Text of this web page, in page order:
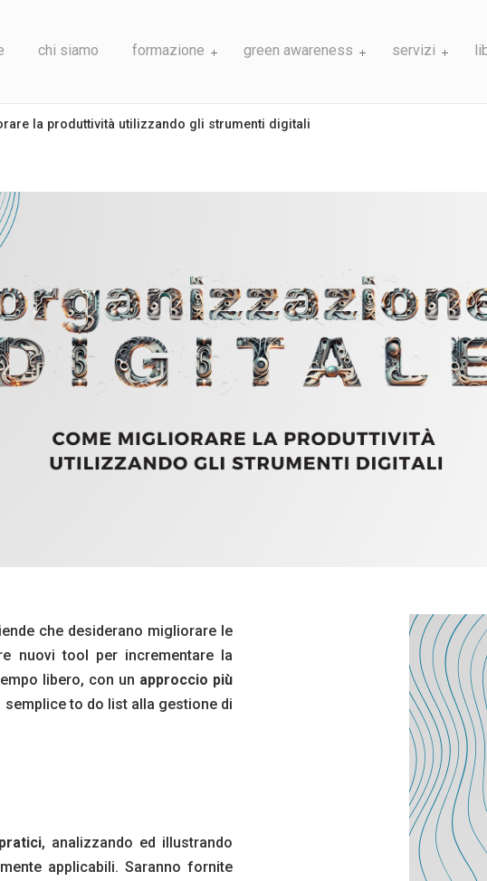
chi siamo formazione green awareness servizi
la produttività utilizzando gli strumenti digitali
che desiderano migliorare le
nuovi tool per incrementare la
libero, con un approccio più
semplice to do list alla gestione di
, analizzando ed illustrando
applicabili. Saranno fornite